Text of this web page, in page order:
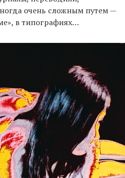
очень сложным путем —
в типографиях…